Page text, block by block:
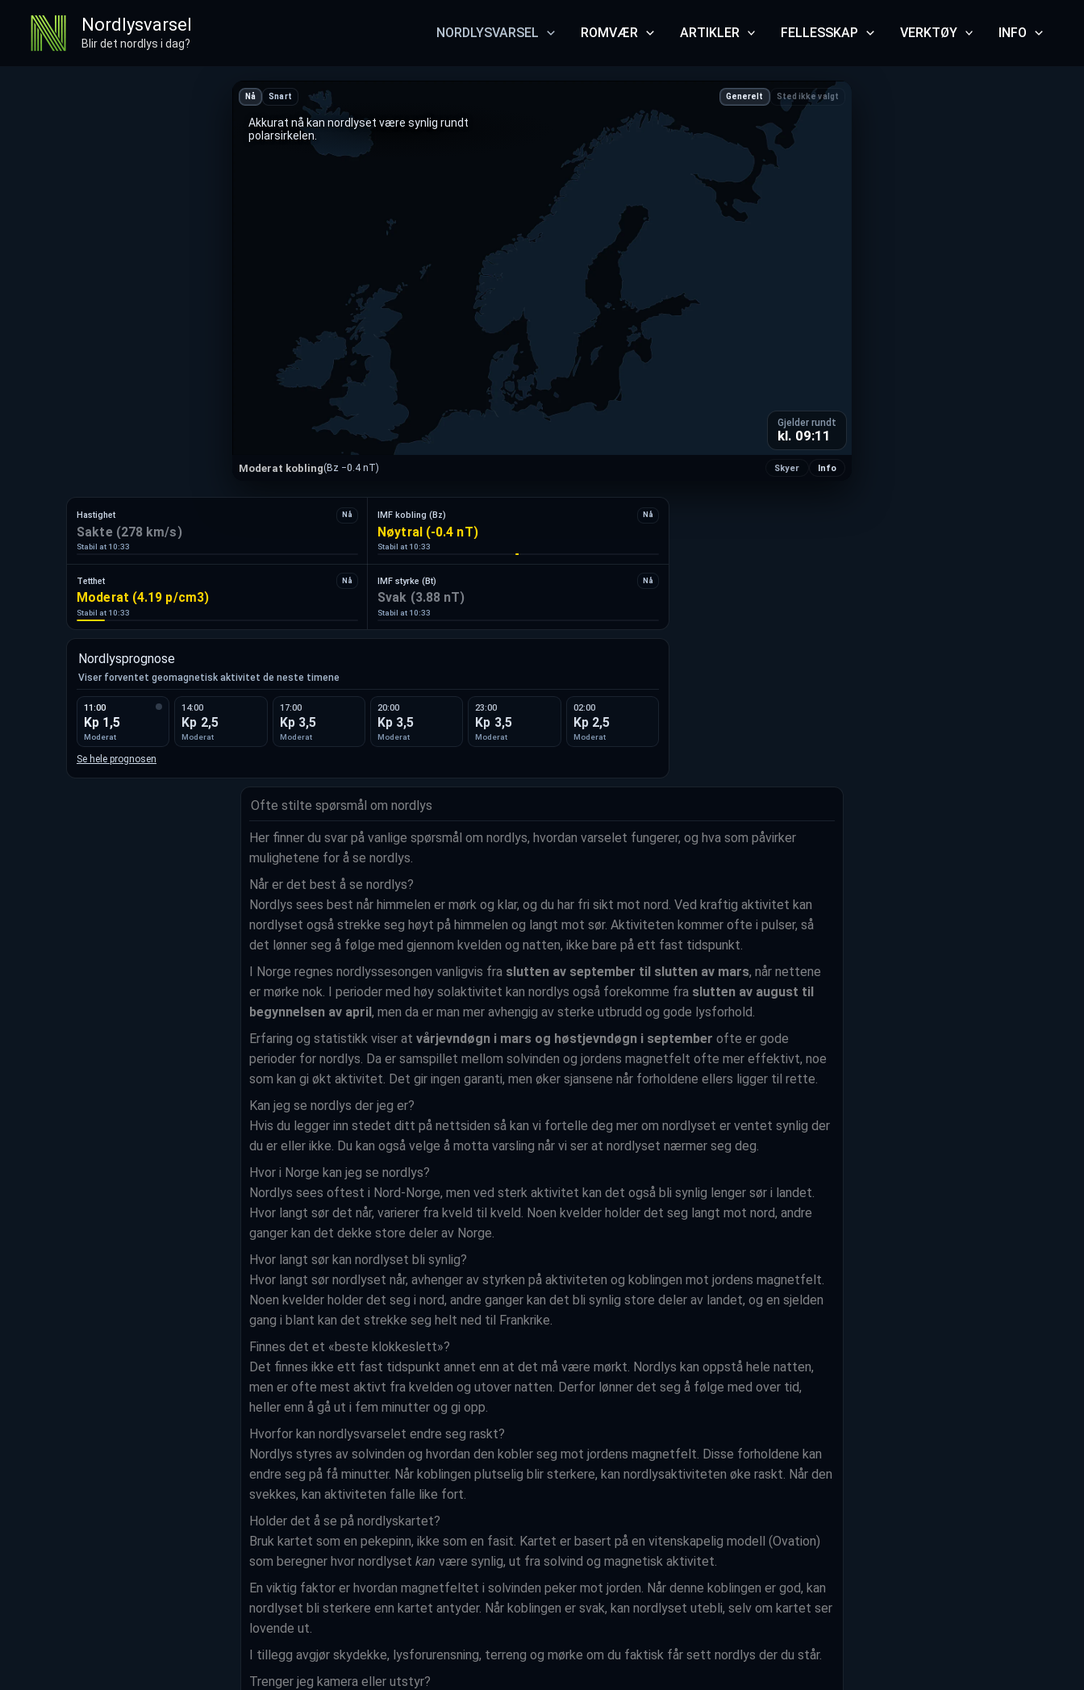
Nordlysvarsel
Blir det nordlys i dag?
NORDLYSVARSEL ROMVÆR ARTIKLER FELLESSKAP VERKTØY INFO
Hvor kan det bli nordlys?
Nå Snart Generelt Sted ikke valgt
Akkurat nå kan nordlyset være synlig rundt
polarsirkelen.
Moderat kobling(Bz −0.4 nT) Skyer Info
kl. 09:11
Hastighet Nå
Sakte (278 km/s)
Stabil at 10:33
IMF kobling (Bz) Nå
Nøytral (-0.4 nT)
Stabil at 10:33
Tetthet Nå
Moderat (4.19 p/cm3)
Stabil at 10:33
IMF styrke (Bt) Nå
Svak (3.88 nT)
Stabil at 10:33
Nordlysprognose
Viser forventet geomagnetisk aktivitet de neste timene
11:00
Kp 1,5
Moderat
14:00
Kp 2,5
Moderat
17:00
Kp 3,5
Moderat
20:00
Kp 3,5
Moderat
23:00
Kp 3,5
Moderat
02:00
Kp 2,5
Moderat
Se hele prognosen
Ofte stilte spørsmål om nordlys
Her finner du svar på vanlige spørsmål om nordlys, hvordan varselet fungerer, og hva som påvirker
mulighetene for å se nordlys.
Når er det best å se nordlys?
Nordlys sees best når himmelen er mørk og klar, og du har fri sikt mot nord. Ved kraftig aktivitet kan
nordlyset også strekke seg høyt på himmelen og langt mot sør. Aktiviteten kommer ofte i pulser, så
det lønner seg å følge med gjennom kvelden og natten, ikke bare på ett fast tidspunkt.
I Norge regnes nordlyssesongen vanligvis fra slutten av september til slutten av mars, når nettene
er mørke nok. I perioder med høy solaktivitet kan nordlys også forekomme fra slutten av august til
begynnelsen av april, men da er man mer avhengig av sterke utbrudd og gode lysforhold.
Erfaring og statistikk viser at vårjevndøgn i mars og høstjevndøgn i september ofte er gode
perioder for nordlys. Da er samspillet mellom solvinden og jordens magnetfelt ofte mer effektivt, noe
som kan gi økt aktivitet. Det gir ingen garanti, men øker sjansene når forholdene ellers ligger til rette.
Kan jeg se nordlys der jeg er?
Hvis du legger inn stedet ditt på nettsiden så kan vi fortelle deg mer om nordlyset er ventet synlig der
du er eller ikke. Du kan også velge å motta varsling når vi ser at nordlyset nærmer seg deg.
Hvor i Norge kan jeg se nordlys?
Nordlys sees oftest i Nord-Norge, men ved sterk aktivitet kan det også bli synlig lenger sør i landet.
Hvor langt sør det når, varierer fra kveld til kveld. Noen kvelder holder det seg langt mot nord, andre
ganger kan det dekke store deler av Norge.
Hvor langt sør kan nordlyset bli synlig?
Hvor langt sør nordlyset når, avhenger av styrken på aktiviteten og koblingen mot jordens magnetfelt.
Noen kvelder holder det seg i nord, andre ganger kan det bli synlig store deler av landet, og en sjelden
gang i blant kan det strekke seg helt ned til Frankrike.
Finnes det et «beste klokkeslett»?
Det finnes ikke ett fast tidspunkt annet enn at det må være mørkt. Nordlys kan oppstå hele natten,
men er ofte mest aktivt fra kvelden og utover natten. Derfor lønner det seg å følge med over tid,
heller enn å gå ut i fem minutter og gi opp.
Hvorfor kan nordlysvarselet endre seg raskt?
Nordlys styres av solvinden og hvordan den kobler seg mot jordens magnetfelt. Disse forholdene kan
endre seg på få minutter. Når koblingen plutselig blir sterkere, kan nordlysaktiviteten øke raskt. Når den
svekkes, kan aktiviteten falle like fort.
Holder det å se på nordlyskartet?
Bruk kartet som en pekepinn, ikke som en fasit. Kartet er basert på en vitenskapelig modell (Ovation)
som beregner hvor nordlyset kan være synlig, ut fra solvind og magnetisk aktivitet.
En viktig faktor er hvordan magnetfeltet i solvinden peker mot jorden. Når denne koblingen er god, kan
nordlyset bli sterkere enn kartet antyder. Når koblingen er svak, kan nordlyset utebli, selv om kartet ser
lovende ut.
I tillegg avgjør skydekke, lysforurensning, terreng og mørke om du faktisk får sett nordlys der du står.
Trenger jeg kamera eller utstyr?